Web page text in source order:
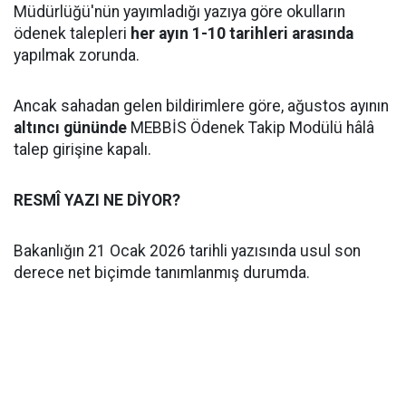
Müdürlüğü'nün yayımladığı yazıya göre okulların
ödenek talepleri her ayın 1-10 tarihleri arasında
yapılmak zorunda.
Ancak sahadan gelen bildirimlere göre, ağustos ayının
altıncı gününde MEBBİS Ödenek Takip Modülü hâlâ
talep girişine kapalı.
RESMÎ YAZI NE DİYOR?
Bakanlığın 21 Ocak 2026 tarihli yazısında usul son
derece net biçimde tanımlanmış durumda.